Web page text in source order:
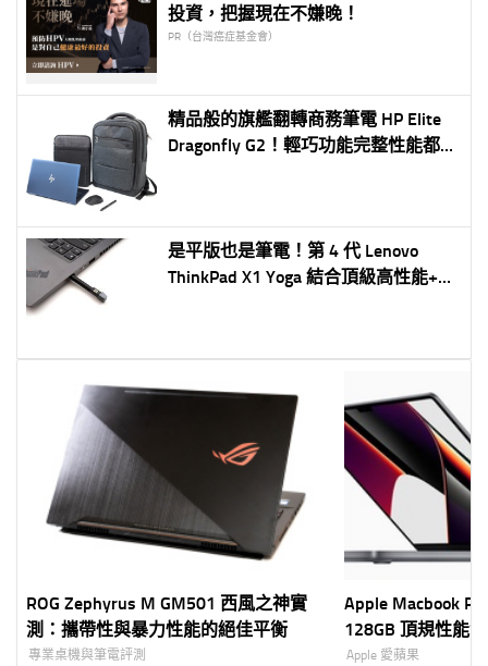
投資，把握現在不嫌晚！
PR（台灣癌症基金會）
精品般的旗艦翻轉商務筆電 HP Elite
Dragonfly G2！輕巧功能完整性能都不
是平版也是筆電！第 4 代 Lenovo
ThinkPad X1 Yoga 結合頂級高性能+堅
ROG Zephyrus M GM501 西風之神實
測：攜帶性與暴力性能的絕佳平衡
專業桌機與筆電評測
Apple Macbook
128GB 頂規性能
LLM 本地大模型
Apple 愛蘋果